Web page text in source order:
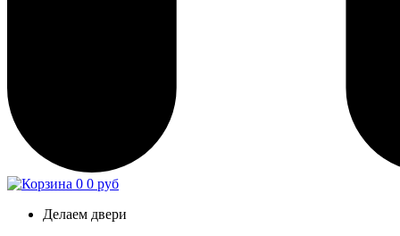
0 0 руб
Делаем двери